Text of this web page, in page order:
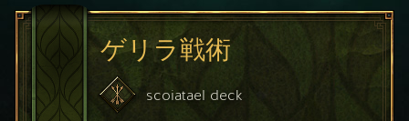
ゲリラ戦術
scoiatael deck